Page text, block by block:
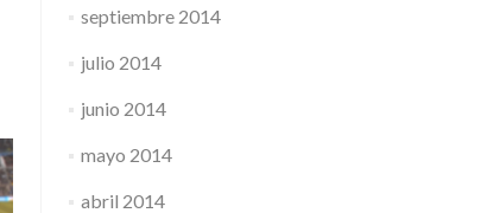
septiembre 2014
julio 2014
junio 2014
mayo 2014
abril 2014